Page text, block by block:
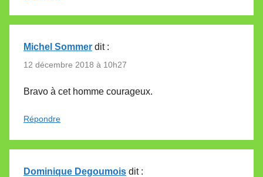
Michel Sommer dit :
12 décembre 2018 à 10h27
Bravo à cet homme courageux.
Répondre
Dominique Degoumois dit :